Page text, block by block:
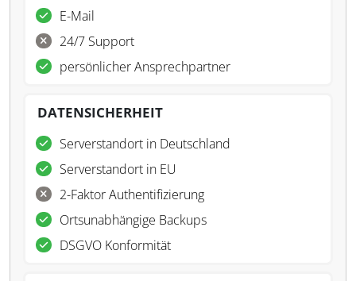
E-Mail
24/7 Support
persönlicher Ansprechpartner
DATENSICHERHEIT
Serverstandort in Deutschland
Serverstandort in EU
2-Faktor Authentifizierung
Ortsunabhängige Backups
DSGVO Konformität